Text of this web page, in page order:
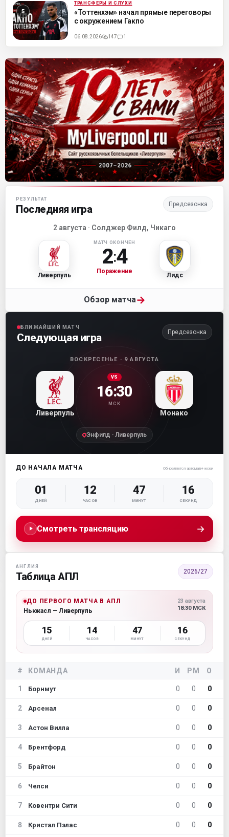
ML ТРАНСФЕРЫ И СЛУХИ
«Тоттенхэм» начал прямые переговоры
с окружением Гакпо
06.08.2026 147 1
Матч-центр «Ливерпуля»
РЕЗУЛЬТАТ
Последняя игра Предсезонка
2 августа · Солджер Филд, Чикаго
Ливерпуль
МАТЧ ОКОНЧЕН
2:4
Поражение
Лидс
Обзор матча→
БЛИЖАЙШИЙ МАТЧ
Следующая игра Предсезонка
ВОСКРЕСЕНЬЕ · 9 АВГУСТА
Ливерпуль
VS
16:30
МСК
Монако
Энфилд · Ливерпуль
ДО НАЧАЛА МАТЧА Обновляется автоматически
01
ДНЕЙ
12
ЧАСОВ
47
МИНУТ
14
СЕКУНД
Смотреть трансляцию →
АНГЛИЯ
Таблица АПЛ 2026/27
ДО ПЕРВОГО МАТЧА В АПЛ
Ньюкасл — Ливерпуль
23 августа
18:30 МСК
15
ДНЕЙ
14
ЧАСОВ
47
МИНУТ
14
СЕКУНД
# КОМАНДА И РМ О
1 Борнмут 0 0 0
2 Арсенал 0 0 0
3 Астон Вилла 0 0 0
4 Брентфорд 0 0 0
5 Брайтон 0 0 0
6 Челси 0 0 0
7 Ковентри Сити 0 0 0
8 Кристал Пэлас 0 0 0